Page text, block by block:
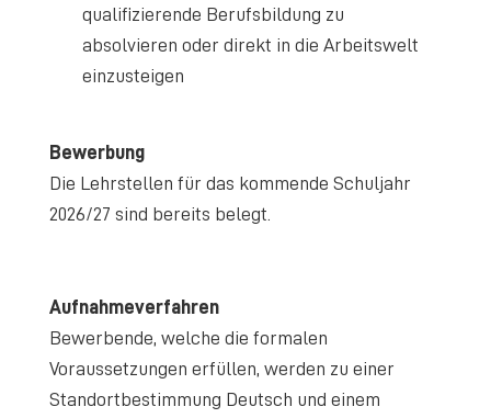
qualifizierende Berufsbildung zu
absolvieren oder direkt in die Arbeitswelt
einzusteigen
Bewerbung
Die Lehrstellen für das kommende Schuljahr
2026/27 sind bereits belegt.
Aufnahmeverfahren
Bewerbende, welche die formalen
Voraussetzungen erfüllen, werden zu einer
Standortbestimmung Deutsch und einem